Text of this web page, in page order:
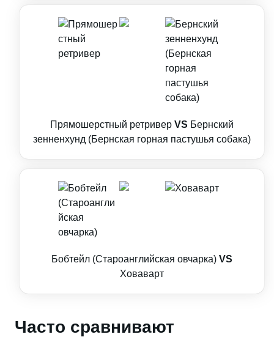
Прямошерстный ретривер VS Бернский
зенненхунд (Бернская горная пастушья собака)
Бобтейл (Староанглийская овчарка) VS
Ховаварт
Часто сравнивают